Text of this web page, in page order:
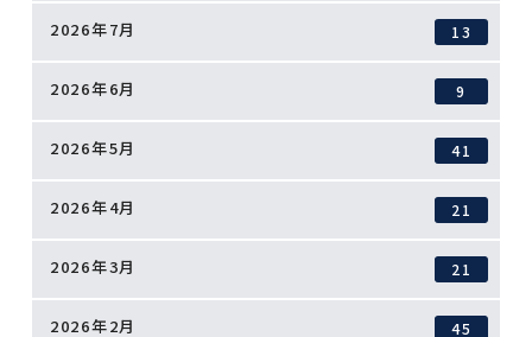
2026年7月 13
2026年6月 9
2026年5月 41
2026年4月 21
2026年3月 21
2026年2月 45